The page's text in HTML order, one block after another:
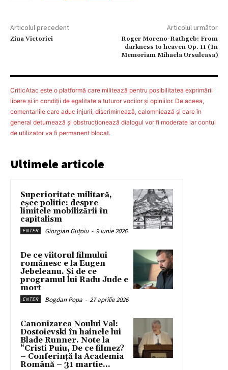
Articolul precedent
Ziua Victoriei
Articolul următor
Roger Moreno-Rathgeb: From
darkness to heaven Op. 11 (In
Memoriam Mihaela Ursuleasa)
CriticAtac este o platformă care militează pentru posibilitatea exprimării
libere şi în condiţii de egalitate a tuturor vocilor şi opiniilor. De aceea,
comentariile care aduc injurii, discriminează, calomniează şi care în
general deturnează şi obstrucţionează dialogul vor fi moderate iar contul
de utilizator va fi permanent blocat.
Ultimele articole
Superioritate militară,
eșec politic: despre
limitele mobilizării în
capitalism
ENTER Giorgian Guțoiu - 9 iunie 2026
De ce viitorul filmului
românesc e la Eugen
Jebeleanu. Și de ce
programul lui Radu Jude e
mort
ENTER Bogdan Popa - 27 aprilie 2026
Canonizarea Noului Val:
Dostoievski în hainele lui
Blade Runner. Note la
“Cristi Puiu, De ce filmez?
– Conferință la Academia
Română – 31 martie...